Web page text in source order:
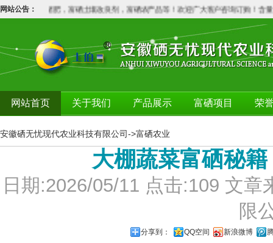
网站公告：
铬肥，锗肥，富硒土壤改良剂，富硒农产品等！欢迎广大客户咨询订购！含量不
网站首页 关于我们 产品展示 富硒项目 荣
安徽硒无忧现代农业科技有限公司->富硒农业
大棚蔬菜富硒秘
日期:2026/05/11 点击:109 文
限
分享到： QQ空间 新浪微博